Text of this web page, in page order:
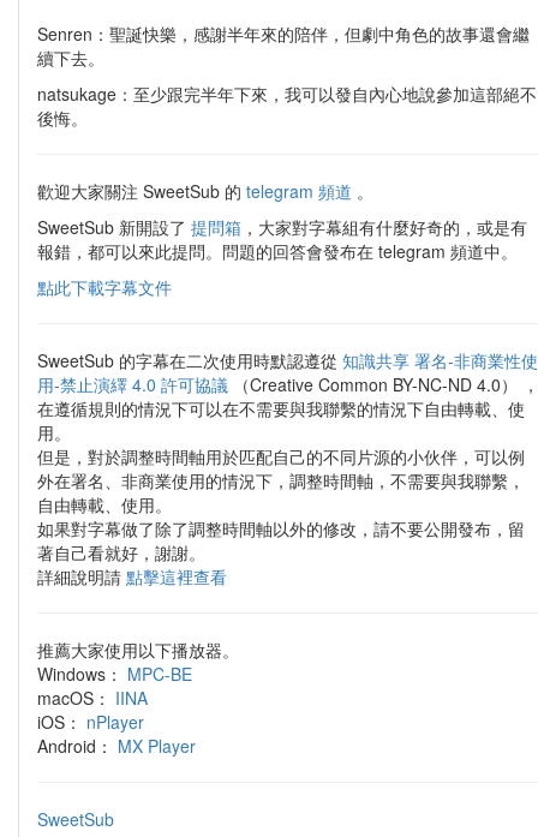
Senren：聖誕快樂，感謝半年來的陪伴，但劇中角色的故事還會繼
續下去。​
natsukage：至少跟完半年下來，我可以發自內心地說參加這部絕不
後悔。
歡迎大家關注 SweetSub 的 telegram 頻道 。
SweetSub 新開設了 提問箱 ，大家對字幕組有什麼好奇的，或是有
報錯，都可以來此提問。問題的回答會發布在 telegram 頻道中。
點此下載字幕文件
SweetSub 的字幕在二次使用時默認遵從 知識共享 署名-非商業性使
用-禁止演繹 4.0 許可協議 （Creative Common BY-NC-ND 4.0） ，
在遵循規則的情況下可以在不需要與我聯繫的情況下自由轉載、使
用。
但是，對於調整時間軸用於匹配自己的不同片源的小伙伴，可以例
外在署名、非商業使用的情況下，調整時間軸，不需要與我聯繫，
自由轉載、使用。
如果對字幕做了除了調整時間軸以外的修改，請不要公開發布，留
著自己看就好，謝謝。
詳細說明請 點擊這裡查看
推薦大家使用以下播放器。
Windows： MPC-BE
macOS： IINA
iOS： nPlayer
Android： MX Player
SweetSub